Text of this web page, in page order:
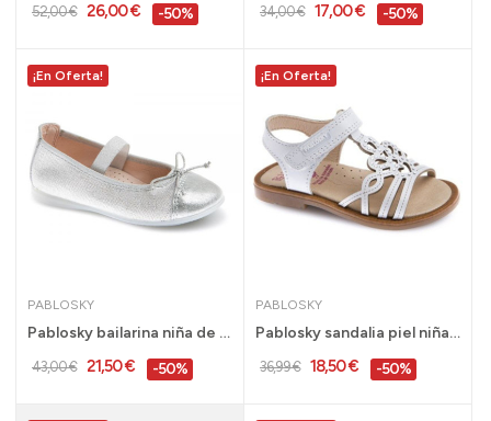
52,00 € 26,00 € -50% 34,00 € 17,00 € -50%
¡En Oferta!
PABLOSKY
Pablosky bailarina niña de vestir plata, 28 al...
43,00 € 21,50 € -50%
¡En Oferta!
PABLOSKY
Pablosky sandalia piel niña peque, blanca 22 al...
36,99 € 18,50 € -50%